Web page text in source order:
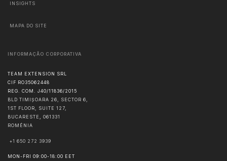
INSIGHTS
MAPA DO SITE
INFORMAÇÃO CORPORATIVA
TEAM EXTENSION SRL
CIF RO35062448
REG. COM. J40/11836/2015
BLD TIMIȘOARA 26, SECTOR 6,
1ST FLOOR, SUITE 127,
BUCARESTE , 061331
ROMÉNIA
+1 650 272 3939
MON-FRI 09:00-18:00 EET